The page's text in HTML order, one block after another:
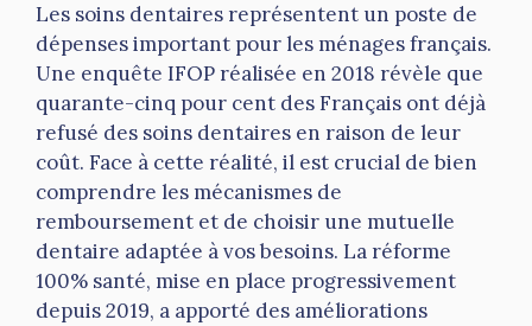
Les soins dentaires représentent un poste de
dépenses important pour les ménages français.
Une enquête IFOP réalisée en 2018 révèle que
quarante-cinq pour cent des Français ont déjà
refusé des soins dentaires en raison de leur
coût. Face à cette réalité, il est crucial de bien
comprendre les mécanismes de
remboursement et de choisir une mutuelle
dentaire adaptée à vos besoins. La réforme
100% santé, mise en place progressivement
depuis 2019, a apporté des améliorations